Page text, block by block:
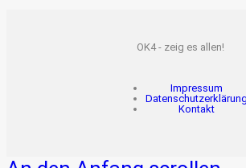
OK4 - zeig es allen!
Impressum
Datenschutzerklärung
Kontakt